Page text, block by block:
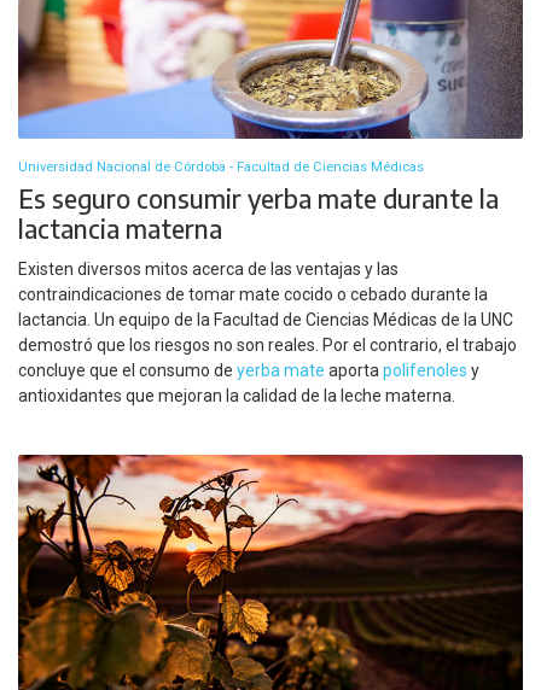
Universidad Nacional de Córdoba - Facultad de Ciencias Médicas
Es seguro consumir yerba mate durante la
lactancia materna
Existen diversos mitos acerca de las ventajas y las
contraindicaciones de tomar mate cocido o cebado durante la
lactancia. Un equipo de la Facultad de Ciencias Médicas de la UNC
demostró que los riesgos no son reales. Por el contrario, el trabajo
concluye que el consumo de yerba mate aporta polifenoles y
antioxidantes que mejoran la calidad de la leche materna.